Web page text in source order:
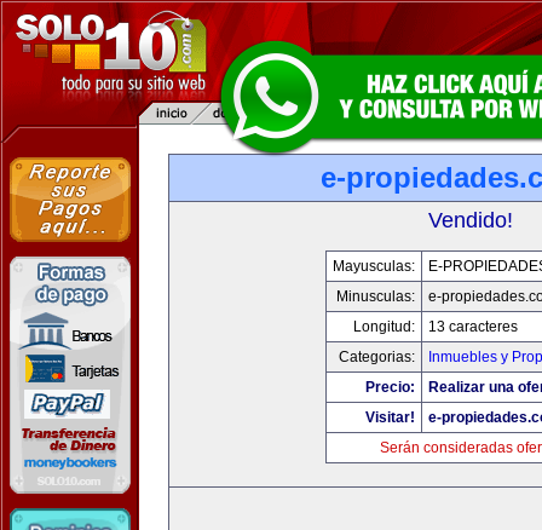
e-
Vendido!
Mayusculas:
E-
Minusculas:
e-
Longitud:
13 caracteres
Categorias:
Inmuebles y
Precio:
Realizar una
Visitar!
e-
Serán consideradas